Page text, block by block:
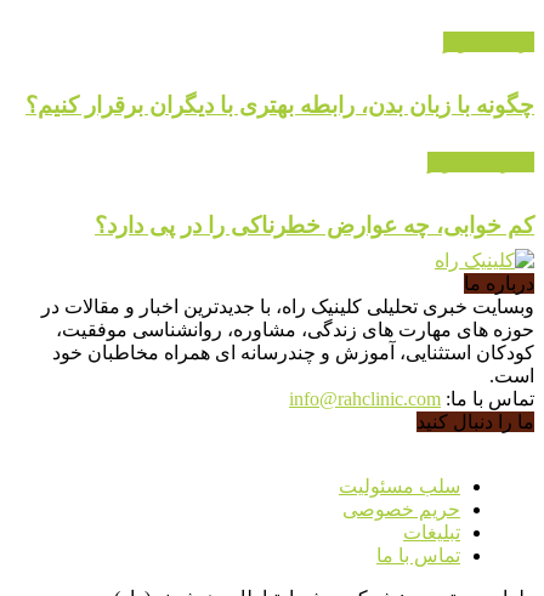
چگونه با زبان بدن، رابطه بهتری با دیگران برقرار کنیم؟
کم خوابی، چه عوارض خطرناکی را در پی دارد؟
درباره ما
وبسایت خبری تحلیلی کلینیک راه، با جدیدترین اخبار و مقالات در
حوزه های مهارت های زندگی، مشاوره، روانشناسی موفقیت،
کودکان استثنایی، آموزش و چندرسانه ای همراه مخاطبان خود
است.
تماس با ما: info@rahclinic.com
ما را دنبال کنید
سلب مسئولیت
حریم خصوصی
تبلیغات
تماس با ما